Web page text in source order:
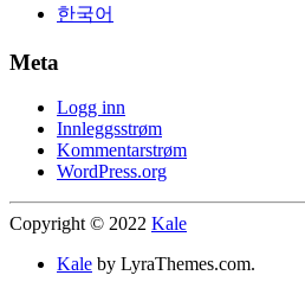
한국어
Meta
Logg inn
Innleggsstrøm
Kommentarstrøm
WordPress.org
Copyright © 2022 Kale
Kale by LyraThemes.com.